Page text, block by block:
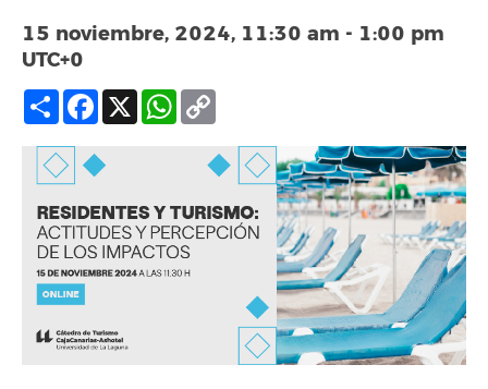
15 noviembre, 2024, 11:30 am - 1:00 pm
UTC+0
Compartir
Facebook
X WhatsApp